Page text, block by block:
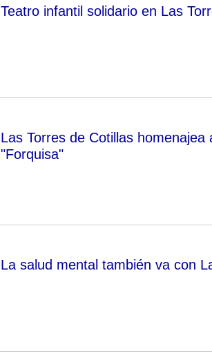
Teatro infantil solidario en Las
Las Torres de Cotillas
"Forquisa"
La salud mental también va con